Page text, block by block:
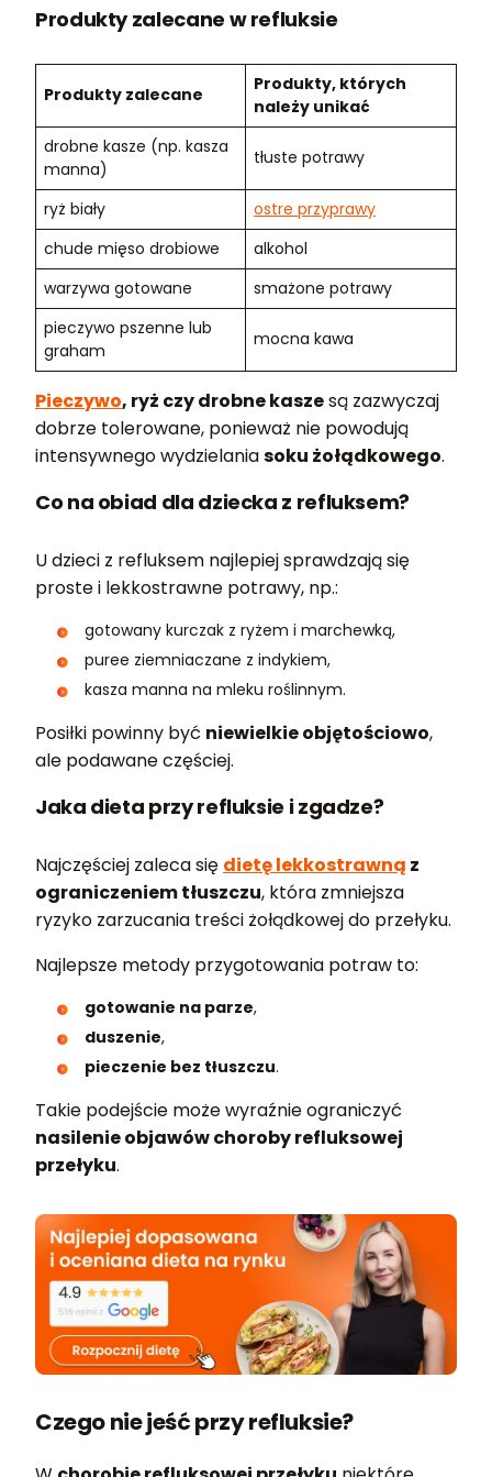
Produkty zalecane w refluksie
Produkty zalecane
Produkty, których
należy unikać
drobne kasze (np. kasza
manna)
tłuste potrawy
ryż biały
ostre przyprawy
chude mięso drobiowe
alkohol
warzywa gotowane
smażone potrawy
pieczywo pszenne lub
graham
mocna kawa
Pieczywo, ryż czy drobne kaszesą zazwyczaj
dobrze tolerowane, ponieważ nie powodują
intensywnego wydzielaniasoku żołądkowego.
Co na obiad dla dziecka z refluksem?
U dzieci z refluksem najlepiej sprawdzają się
proste i lekkostrawne potrawy, np.:
gotowany kurczak z ryżem i marchewką,
puree ziemniaczane z indykiem,
kasza manna na mleku roślinnym.
Posiłki powinny być niewielkie objętościowo,
ale podawane częściej.
Jaka dieta przy refluksie i zgadze?
Najczęściej zaleca się dietę lekkostrawną z
ograniczeniem tłuszczu, która zmniejsza
ryzyko zarzucania treści żołądkowej do przełyku.
Najlepsze metody przygotowania potraw to:
gotowanie na parze,
duszenie,
pieczenie bez tłuszczu.
Takie podejście może wyraźnie ograniczyć
nasilenie objawów choroby refluksowej
przełyku.
Czego nie jeść przy refluksie?